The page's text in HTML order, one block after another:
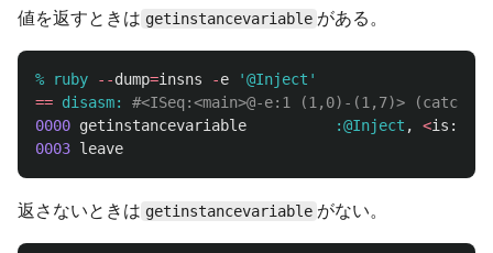
値を返すときは getinstancevariable がある。
% ruby --dump=insns -e
'@Inject'
== disasm: #<ISeq:<main>@-e:1 (1,0)-(1,7)> (catch:
0000 getinstancevariable :@Inject , <is :
0003 leave
返さないときは getinstancevariable がない。